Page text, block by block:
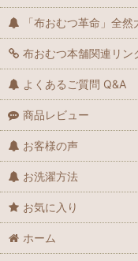
「布おむつ革命」全
布おむつ本舗関連リン
よくあるご質問 Q&A
商品レビュー
お客様の声
お洗濯方法
お気に入り
ホーム